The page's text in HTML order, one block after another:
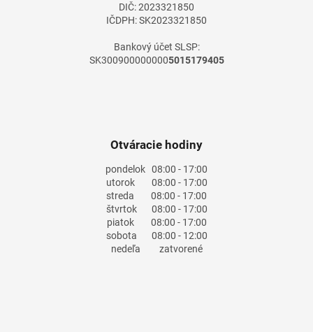
DIČ: 2023321850
IČDPH: SK2023321850
Bankový účet SLSP:
SK3009000000005015179405
Otváracie hodiny
pondelok 08:00 - 17:00
utorok08:00 - 17:00
streda 08:00 - 17:00
štvrtok08:00 - 17:00
piatok08:00 - 17:00
sobota 08:00 - 12:00
nedeľa zatvorené